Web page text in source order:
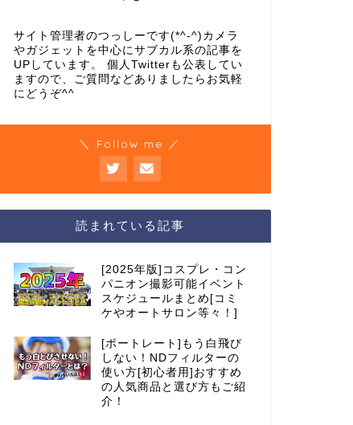
サイト管理者のつっしーです(*^-^)カメラ
やガジェットを中心にサブカル系の記事を
UPしています。 個人Twitterも公表してい
ますので、ご質問などありましたらお気軽
にどうぞ^^
＼ Follow me ／
読まれている記事
[2025年版]コスプレ・コン
パニオン撮影可能イベント
スケジュールまとめ[コミ
ケやオートサロン等々！]
[ポートレート]もう白飛び
しない！NDフィルターの
使い方[初心者用]おすすめ
の人気商品と選び方もご紹
介！